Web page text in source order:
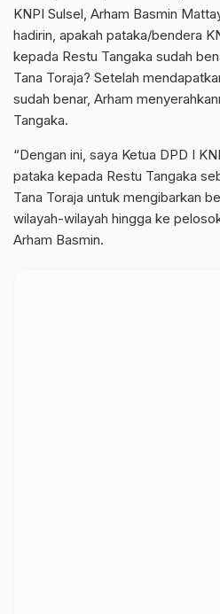
KNPI Sulsel, Arham Basmin
hadirin, apakah pataka/bendera
kepada Restu Tangaka sudah
Tana Toraja? Setelah
sudah benar, Arham
Tangaka.
“Dengan ini, saya Ketua DPD I
pataka kepada Restu Tangaka
Tana Toraja untuk mengibarkan
wilayah-wilayah hingga ke
Arham Basmin.